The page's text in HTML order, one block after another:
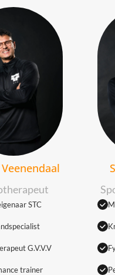
STC
G.V.V.V
trainer